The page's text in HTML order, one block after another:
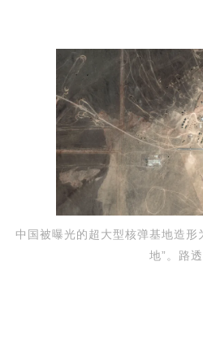
中国被曝光的超大型核弹基地造形
地”。路